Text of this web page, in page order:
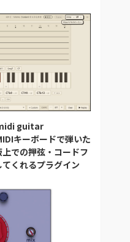
guitar
キーボードで弾いた
での押弦・コードフ
くれるプラグイン